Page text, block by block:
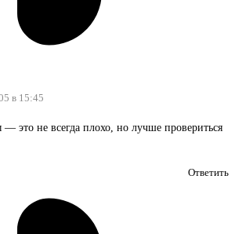
в 15:45
это не всегда плохо, но лучше провериться
Ответить